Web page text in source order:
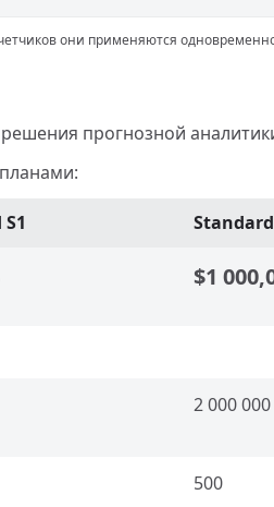
они применяются
прогнозной
$1
2 000 000
500